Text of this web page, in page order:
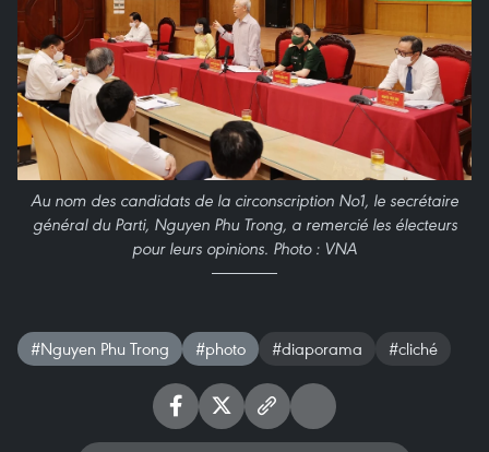
Au nom des candidats de la circonscription No1, le secrétaire
général du Parti, Nguyen Phu Trong, a remercié les électeurs
pour leurs opinions. Photo : VNA
#Nguyen Phu Trong #photo #diaporama #cliché